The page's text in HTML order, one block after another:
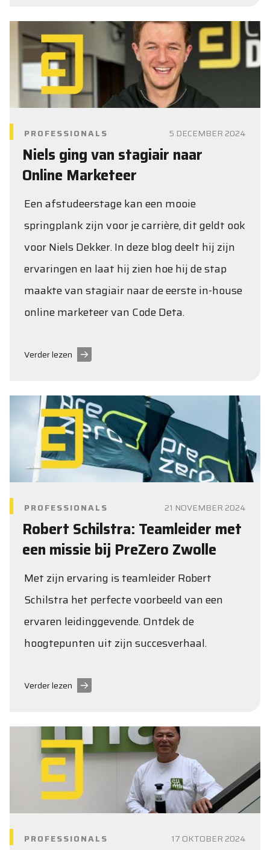
PROFESSIONALS 5 DECEMBER 2024
Niels ging van stagiair naar
Online Marketeer
Een afstudeerstage kan een mooie
springplank zijn voor je carrière, dit geldt ook
voor Niels Dekker. In deze blog deelt hij zijn
ervaringen en laat hij zien hoe hij de stap
maakte van stagiair naar de eerste in-house
online marketeer van Code Deta.
Verder lezen
PROFESSIONALS 21 NOVEMBER 2024
Robert Schilstra: Teamleider met
een missie bij PreZero Zwolle
Met zijn ervaring is teamleider Robert
Schilstra het perfecte voorbeeld van een
ervaren leidinggevende. Ontdek de
hoogtepunten uit zijn succesverhaal.
Verder lezen
PROFESSIONALS 17 OKTOBER 2024